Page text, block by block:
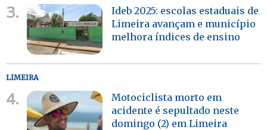
3.
Ideb 2025: escolas estaduais de
Limeira avançam e município
melhora índices de ensino
LIMEIRA
4.
Motociclista morto em
acidente é sepultado neste
domingo (2) em Limeira